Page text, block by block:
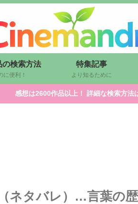
の検索方法
に便利！
特集記事
より知るために
感想は2600作品以上！ 詳細な検索方法
ネタバレ）…言葉の